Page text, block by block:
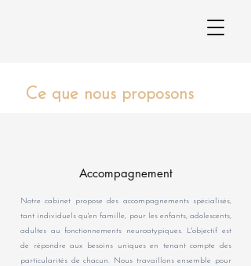
Ce que nous proposons
Accompagnement
Notre cabinet propose des accompagnements spécialisés,
tant individuels qu'en famille, pour les enfants, adolescents,
adultes au fonctionnements neuroatypiques. L'objectif est
de répondre aux besoins uniques en tenant compte des
particularités de chacun. Nous travaillons ensemble pour